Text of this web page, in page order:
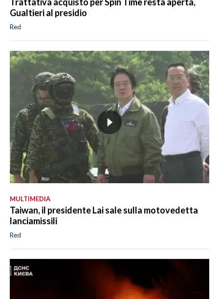
Gualtieri al presidio
Red
MULTIMEDIA
Taiwan, il presidente Lai sale sulla motovedetta
lanciamissili
Red